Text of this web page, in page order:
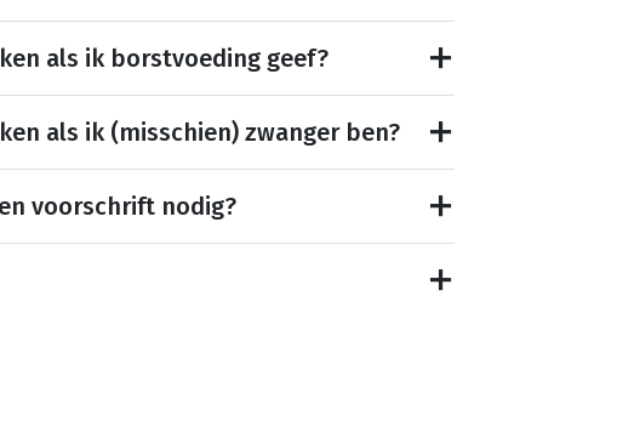
als ik borstvoeding geef?
als ik (misschien) zwanger ben?
voorschrift nodig?